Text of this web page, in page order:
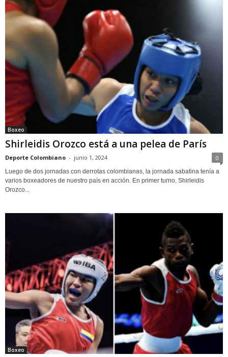
Boxeo
Shirleidis Orozco está a una pelea de París
Deporte Colombiano - junio 1, 2024 0
Luego de dos jornadas con derrotas colombianas, la jornada sabatina tenía a
varios boxeadores de nuestro país en acción. En primer turno, Shirleidis
Orozco...
Boxeo